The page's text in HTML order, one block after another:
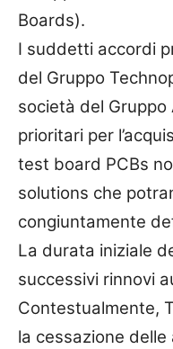
Boards).
I suddetti accordi
del Gruppo
società del
prioritari per
test board PCBs
solutions che
congiuntamente
La durata iniziale
successivi rinnovi
Contestualmente,
la cessazione